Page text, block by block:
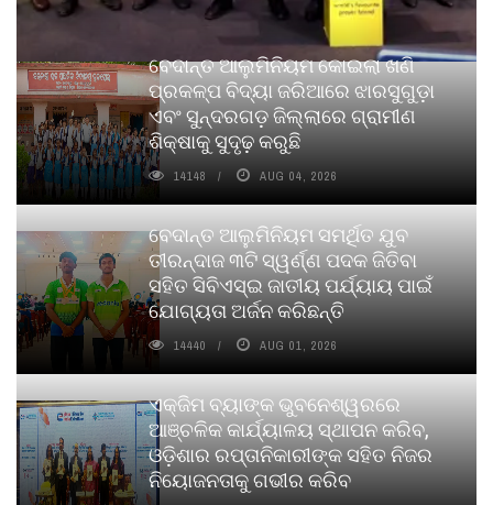
ବେଦାନ୍ତ ଆଲୁମିନିୟମ କୋଇଲା ଖଣି
ପ୍ରକଳ୍ପ ବିଦ୍ୟା ଜରିଆରେ ଝାରସୁଗୁଡ଼ା
ଏବଂ ସୁନ୍ଦରଗଡ଼ ଜିଲ୍ଲାରେ ଗ୍ରାମୀଣ
ଶିକ୍ଷାକୁ ସୁଦୃଢ଼ କରୁଛି
14148 AUG 04, 2026
ବେଦାନ୍ତ ଆଲୁମିନିୟମ ସମର୍ଥିତ ଯୁବ
ତୀରନ୍ଦାଜ ୩ଟି ସ୍ୱର୍ଣ୍ଣ ପଦକ ଜିତିବା
ସହିତ ସିବିଏସ୍ଇ ଜାତୀୟ ପର୍ଯ୍ୟାୟ ପାଇଁ
ଯୋଗ୍ୟତା ଅର୍ଜନ କରିଛନ୍ତି
14440 AUG 01, 2026
ଏକ୍ଜିମ ବ୍ୟାଙ୍କ ଭୁବନେଶ୍ୱରରେ
ଆଞ୍ଚଳିକ କାର୍ଯ୍ୟାଳୟ ସ୍ଥାପନ କରିବ,
ଓଡ଼ିଶାର ରପ୍ତାନିକାରୀଙ୍କ ସହିତ ନିଜର
ନିୟୋଜନତାକୁ ଗଭୀର କରିବ